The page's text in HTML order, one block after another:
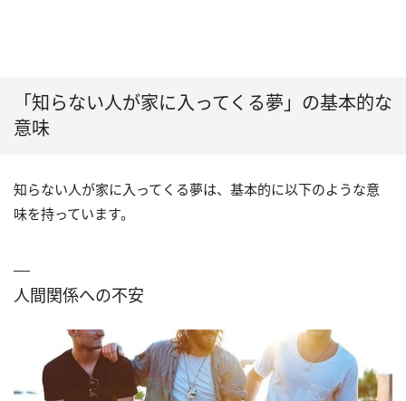
「知らない人が家に入ってくる夢」の基本的な
意味
知らない人が家に入ってくる夢は、基本的に以下のような意
味を持っています。
人間関係への不安